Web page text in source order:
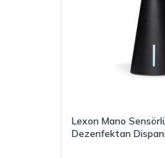
Lexon Mano
Dezenfektan